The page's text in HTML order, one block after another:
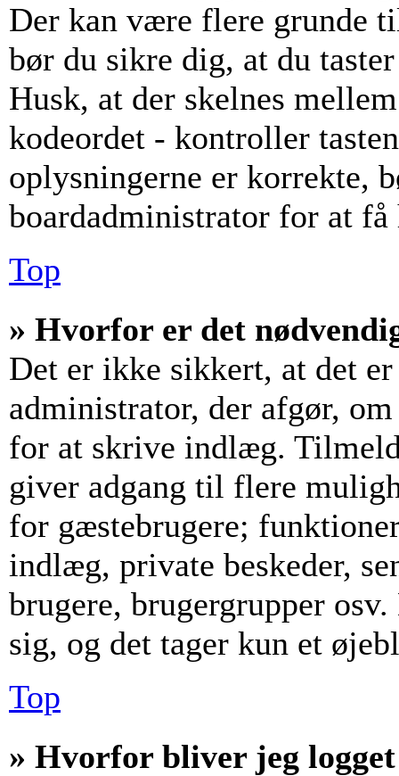
Der kan være flere grunde
bør du sikre dig, at du
Husk, at der skelnes
kodeordet - kontroller
oplysningerne er korrekte,
boardadministrator for at
Top
» Hvorfor er det
Det er ikke sikkert, at det
administrator, der afgør,
for at skrive indlæg.
giver adgang til flere
for gæstebrugere;
indlæg, private beskeder,
brugere, brugergrupper
sig, og det tager kun et
Top
» Hvorfor bliver jeg